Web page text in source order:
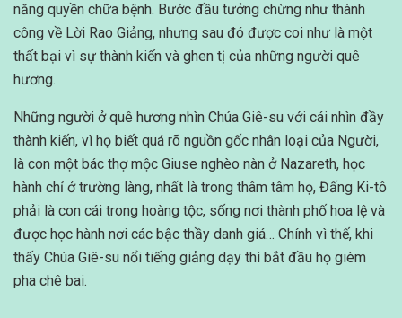
năng quyền chữa bệnh. Bước đầu tưởng chừng như thành
công về Lời Rao Giảng, nhưng sau đó được coi như là một
thất bại vì sự thành kiến và ghen tị của những người quê
hương.
Những người ở quê hương nhìn Chúa Giê-su với cái nhìn đầy
thành kiến, vì họ biết quá rõ nguồn gốc nhân loại của Người,
là con một bác thợ mộc Giuse nghèo nàn ở Nazareth, học
hành chỉ ở trường làng, nhất là trong thâm tâm họ, Đấng Ki-tô
phải là con cái trong hoàng tộc, sống nơi thành phố hoa lệ và
được học hành nơi các bậc thầy danh giá… Chính vì thế, khi
thấy Chúa Giê-su nổi tiếng giảng dạy thì bắt đầu họ gièm
pha chê bai.